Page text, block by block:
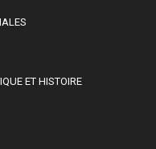
ET HISTOIRE